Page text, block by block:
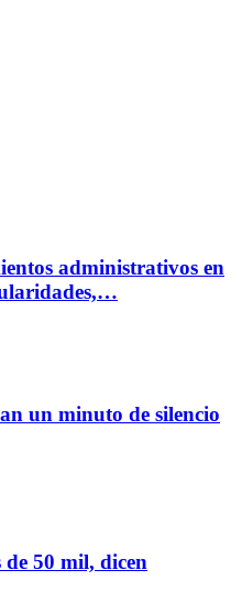
administrativos en
un minuto de silencio
de 50 mil, dicen